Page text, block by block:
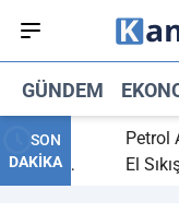
GÜNDEM
SON
DAKİKA
maç
Petrol
El